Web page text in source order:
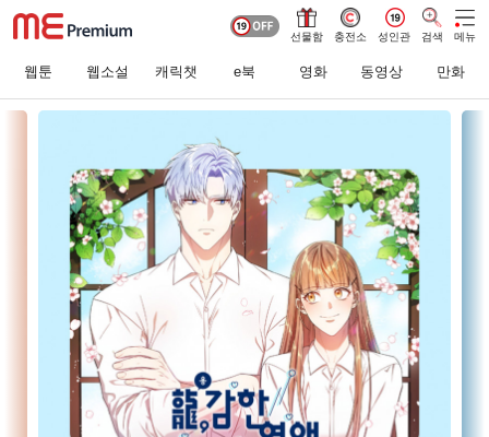
선물함 충전소 성인관 검색 메뉴
웹툰 웹소설 캐릭챗 e북 영화 동영상 만화